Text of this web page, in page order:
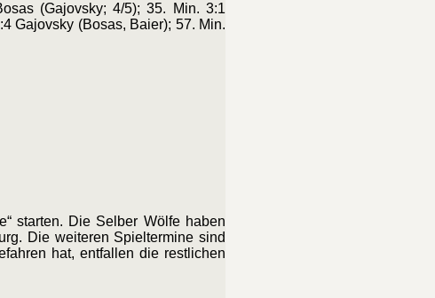
(Gajovsky; 4/5); 35. Min. 3:1
Gajovsky (Bosas, Baier); 57. Min.
starten. Die Selber Wölfe haben
Die weiteren Spieltermine sind
hat, entfallen die restlichen